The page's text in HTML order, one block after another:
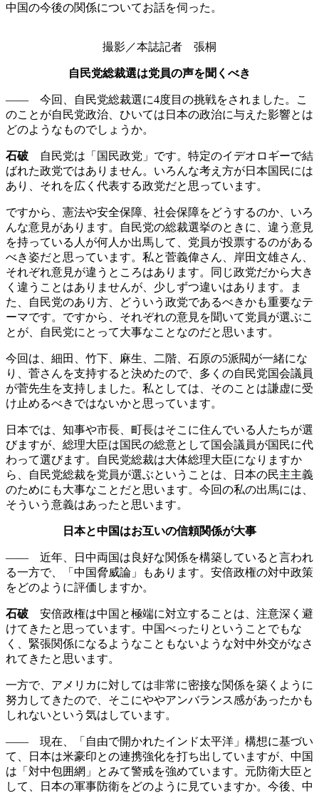
中国の今後の関係についてお話を伺った。
撮影／本誌記者 張桐
自民党総裁選は党員の声を聞くべき
—— 今回、自民党総裁選に4度目の挑戦をされました。こ
のことが自民党政治、ひいては日本の政治に与えた影響とは
どのようなものでしょうか。
石破 自民党は「国民政党」です。特定のイデオロギーで結
ばれた政党ではありません。いろんな考え方が日本国民には
あり、それを広く代表する政党だと思っています。
ですから、憲法や安全保障、社会保障をどうするのか、いろ
んな意見があります。自民党の総裁選挙のときに、違う意見
を持っている人が何人か出馬して、党員が投票するのがある
べき姿だと思っています。私と菅義偉さん、岸田文雄さん、
それぞれ意見が違うところはあります。同じ政党だから大き
く違うことはありませんが、少しずつ違いはあります。ま
た、自民党のあり方、どういう政党であるべきかも重要なテ
ーマです。ですから、それぞれの意見を聞いて党員が選ぶこ
とが、自民党にとって大事なことなのだと思います。
今回は、細田、竹下、麻生、二階、石原の5派閥が一緒にな
り、菅さんを支持すると決めたので、多くの自民党国会議員
が菅先生を支持しました。私としては、そのことは謙虚に受
け止めるべきではないかと思っています。
日本では、知事や市長、町長はそこに住んでいる人たちが選
びますが、総理大臣は国民の総意として国会議員が国民に代
わって選びます。自民党総裁は大体総理大臣になりますか
ら、自民党総裁を党員が選ぶということは、日本の民主主義
のためにも大事なことだと思います。今回の私の出馬には、
そういう意義はあったと思います。
日本と中国はお互いの信頼関係が大事
—— 近年、日中両国は良好な関係を構築していると言われ
る一方で、「中国脅威論」もあります。安倍政権の対中政策
をどのように評価しますか。
石破 安倍政権は中国と極端に対立することは、注意深く避
けてきたと思っています。中国べったりということでもな
く、緊張関係になるようなこともないような対中外交がなさ
れてきたと思います。
一方で、アメリカに対しては非常に密接な関係を築くように
努力してきたので、そこにややアンバランス感があったかも
しれないという気はしています。
—— 現在、「自由で開かれたインド太平洋」構想に基づい
て、日本は米豪印との連携強化を打ち出していますが、中国
は「対中包囲網」とみて警戒を強めています。元防衛大臣と
して、日本の軍事防衛をどのように見ていますか。今後、中